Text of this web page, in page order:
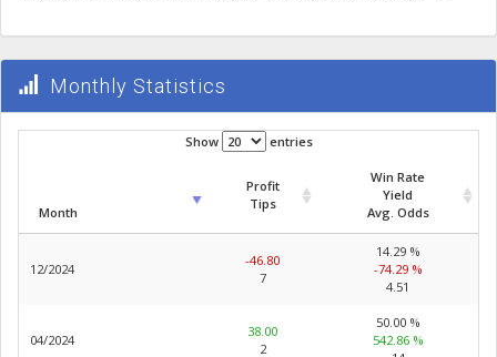
Monthly Statistics
Show entries
Month
Profit
Tips
Win Rate
Yield
Avg. Odds
12/2024
-46.80
7
14.29 %
-74.29 %
4.51
04/2024
38.00
2
50.00 %
542.86 %